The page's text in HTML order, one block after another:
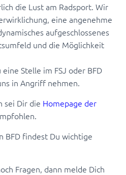
die Lust am Radsport. Wir
eine angenehme
aufgeschlossenes
und die Möglichkeit
Stelle im FSJ oder BFD
in Angriff nehmen.
sei Dir die Homepage der
BFD findest Du wichtige
Fragen, dann melde Dich